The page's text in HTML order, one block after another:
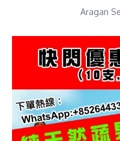
Aragan